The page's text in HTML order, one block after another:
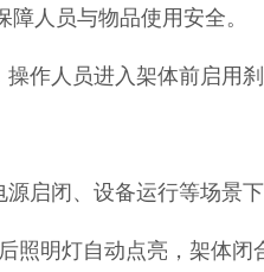
人员与物品使用安全。
作人员进入架体前启用
启闭、设备运行等场景
照明灯自动点亮，架体闭